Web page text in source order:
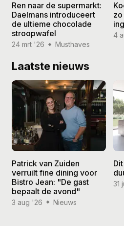
Ren naar de supermarkt:
Daelmans introduceert
de ultieme chocolade
stroopwafel
24 mrt '26 Musthaves
4
Laatste nieuws
Patrick van Zuiden
verruilt fine dining voor
Bistro Jean: "De gast
bepaalt de avond"
3 aug '26 Nieuws
31